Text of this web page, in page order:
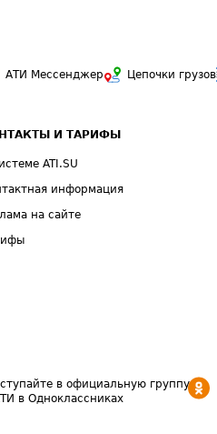
АТИ Мессенджер Цепочки грузов
И ТАРИФЫ
ATI.SU
информация
на сайте
в официальную группу
в Одноклассниках